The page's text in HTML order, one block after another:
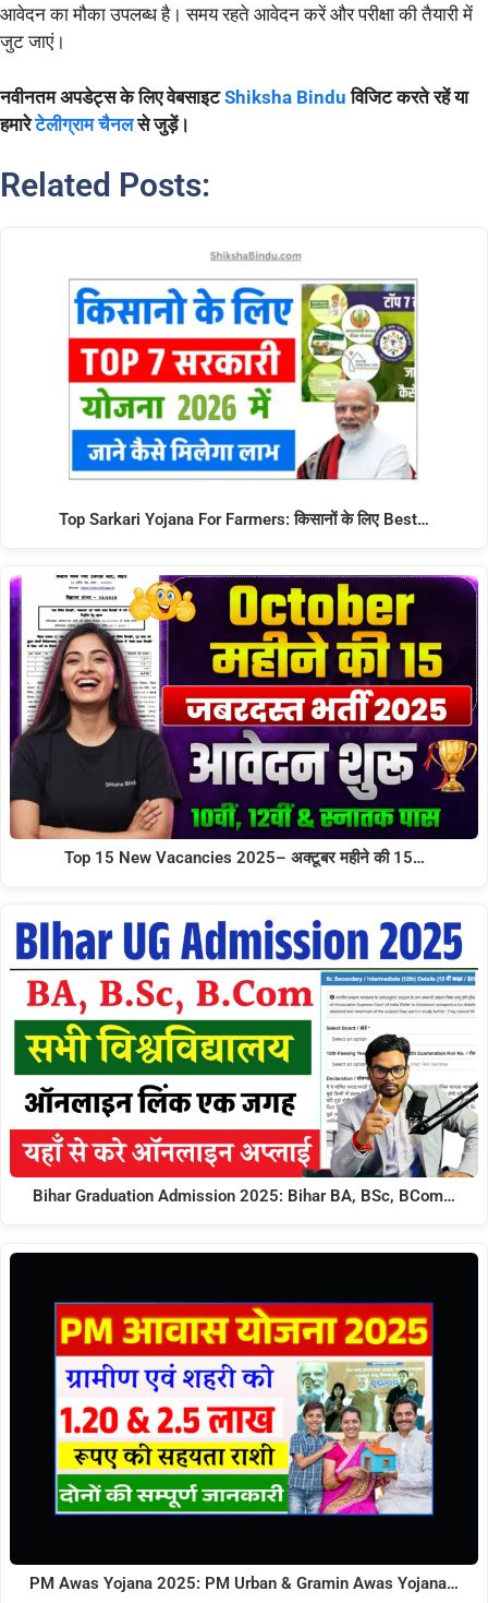
आवेदन का मौका उपलब्ध है। समय रहते आवेदन करें और परीक्षा की तैयारी में
जुट जाएं।
नवीनतम अपडेट्स के लिए वेबसाइटShiksha Bindu विजिट करते रहें या
हमारेटेलीग्राम चैनल से जुड़ें।
Related Posts:
Top Sarkari Yojana For Farmers: किसानों के लिए Best…
Top 15 New Vacancies 2025– अक्टूबर महीने की 15…
Bihar Graduation Admission 2025: Bihar BA, BSc, BCom…
PM Awas Yojana 2025: PM Urban & Gramin Awas Yojana…